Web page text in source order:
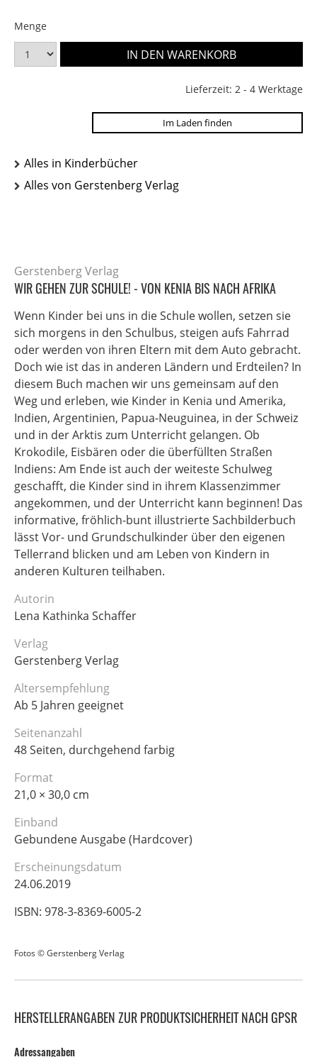
Menge
Lieferzeit: 2 - 4 Werktage
Im Laden finden
Alles in Kinderbücher
Alles von Gerstenberg Verlag
Gerstenberg Verlag
WIR GEHEN ZUR SCHULE! - VON KENIA BIS NACH AFRIKA
Wenn Kinder bei uns in die Schule wollen, setzen sie
sich morgens in den Schulbus, steigen aufs Fahrrad
oder werden von ihren Eltern mit dem Auto gebracht.
Doch wie ist das in anderen Ländern und Erdteilen? In
diesem Buch machen wir uns gemeinsam auf den
Weg und erleben, wie Kinder in Kenia und Amerika,
Indien, Argentinien, Papua-Neuguinea, in der Schweiz
und in der Arktis zum Unterricht gelangen. Ob
Krokodile, Eisbären oder die überfüllten Straßen
Indiens: Am Ende ist auch der weiteste Schulweg
geschafft, die Kinder sind in ihrem Klassenzimmer
angekommen, und der Unterricht kann beginnen! Das
informative, fröhlich-bunt illustrierte Sachbilderbuch
lässt Vor- und Grundschulkinder über den eigenen
Tellerrand blicken und am Leben von Kindern in
anderen Kulturen teilhaben.
Autorin
Lena Kathinka Schaffer
Verlag
Gerstenberg Verlag
Altersempfehlung
Ab 5 Jahren geeignet
Seitenanzahl
48 Seiten, durchgehend farbig
Format
21,0 × 30,0 cm
Einband
Gebundene Ausgabe (Hardcover)
Erscheinungsdatum
24.06.2019
ISBN: 978-3-8369-6005-2
Fotos © Gerstenberg Verlag
HERSTELLERANGABEN ZUR PRODUKTSICHERHEIT NACH GPSR
Adressangaben